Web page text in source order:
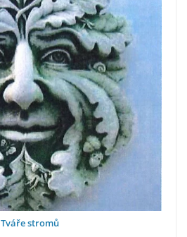
Tváře stromů